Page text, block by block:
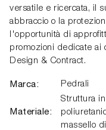
versatile e ricercata, il
abbraccio o la
l'opportunità di
promozioni dedicate ai
Design & Contract.
Marca: Pedrali
Materiale:
Struttura
massello